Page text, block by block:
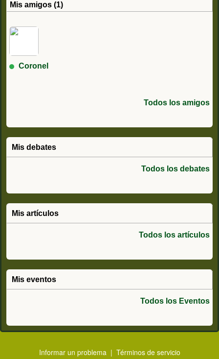
Mis amigos (1)
Coronel
Todos los amigos
Mis debates
Todos los debates
Mis artículos
Todos los artículos
Mis eventos
Todos los Eventos
Informar un problema| Términos de servicio